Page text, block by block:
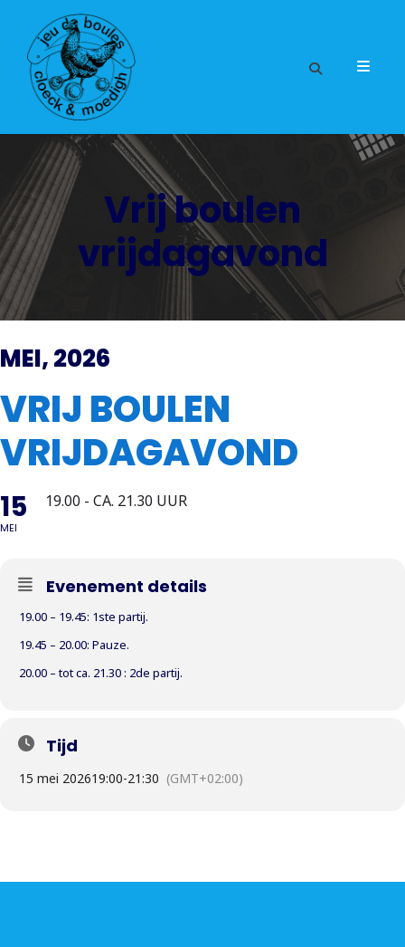
Vrij boulen
vrijdagavond
MEI, 2026
VRIJ BOULEN
VRIJDAGAVOND
15
MEI
19.00 - CA. 21.30 UUR
Evenement details
19.00 – 19.45: 1ste partij.
19.45 – 20.00: Pauze.
20.00 – tot ca. 21.30 : 2de partij.
Tijd
15 mei 202619:00-21:30 (GMT+02:00)